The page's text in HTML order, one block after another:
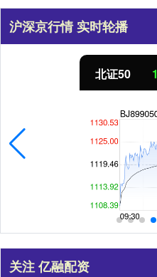
沪深京行情 实时轮播
北证50 1113.29
关注 亿融配资